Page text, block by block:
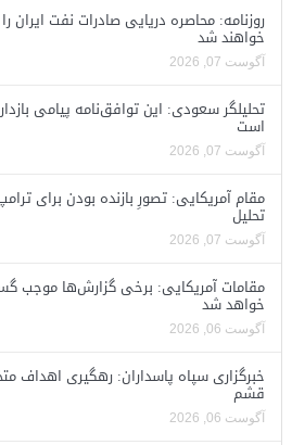
روزنامه: محاصره دریایی صادرات نفت ایران
خواهند شد
آگوست 07, 2026
تحلیلگر سعودی: این توافق‌نامه پیامی
است
آگوست 07, 2026
مقام آمریکایی: تصورِ بازنده بودن برای
تحلیل
آگوست 07, 2026
مقامات آمریکایی: برخی گزارش‌ها موجب
خواهد شد
آگوست 06, 2026
خبرگزاری سپاه پاسداران: رهگیری اهداف
قشم
آگوست 06, 2026